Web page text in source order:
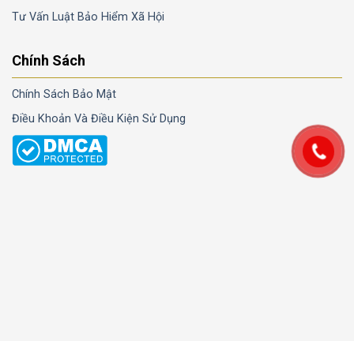
Tư Vấn Luật Bảo Hiểm Xã Hội
Chính Sách
Chính Sách Bảo Mật
Điều Khoản Và Điều Kiện Sử Dụng